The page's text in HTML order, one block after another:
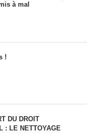
à mal
!
DU DROIT
: LE NETTOYAGE